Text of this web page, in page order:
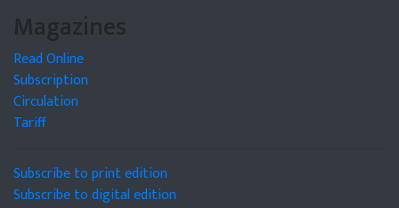
Magazines
Read Online
Subscription
Circulation
Tariff
Subscribe to print edition
Subscribe to digital edition